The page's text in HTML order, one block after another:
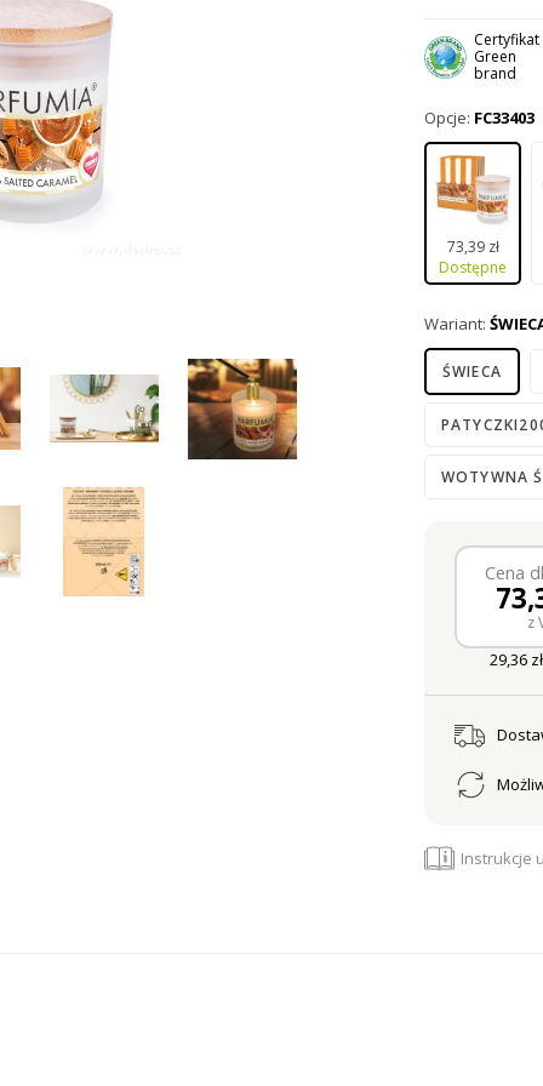
Certyfikat
Green
brand
Opcje: FC33403
73,39 zł
Dostępne
Wariant:
ŚWIECA
WOTYWNA
Cena
z
29,36
Instrukcje